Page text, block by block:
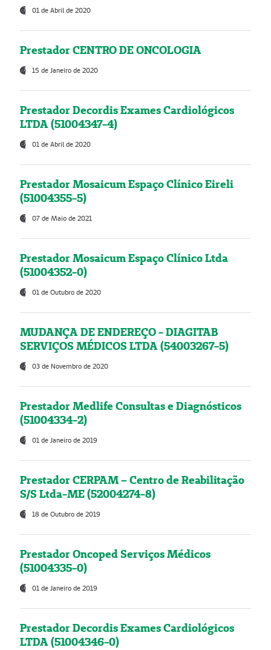
01 de Abril de 2020
Prestador CENTRO DE ONCOLOGIA
15 de Janeiro de 2020
Prestador Decordis Exames Cardiológicos
LTDA (51004347-4)
01 de Abril de 2020
Prestador Mosaicum Espaço Clínico Eireli
(51004355-5)
07 de Maio de 2021
Prestador Mosaicum Espaço Clínico Ltda
(51004352-0)
01 de Outubro de 2020
MUDANÇA DE ENDEREÇO - DIAGITAB
SERVIÇOS MÉDICOS LTDA (54003267-5)
03 de Novembro de 2020
Prestador Medlife Consultas e Diagnósticos
(51004334-2)
01 de Janeiro de 2019
Prestador CERPAM – Centro de Reabilitação
S/S Ltda-ME (52004274-8)
18 de Outubro de 2019
Prestador Oncoped Serviços Médicos
(51004335-0)
01 de Janeiro de 2019
Prestador Decordis Exames Cardiológicos
LTDA (51004346-0)